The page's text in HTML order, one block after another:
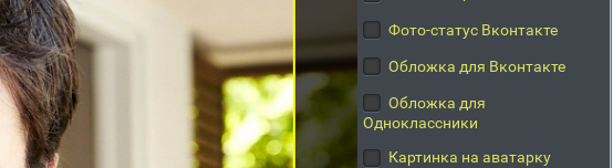
Фото-статус Вконтакте
Обложка для Вконтакте
Обложка для
Одноклассники
Картинка на аватарку